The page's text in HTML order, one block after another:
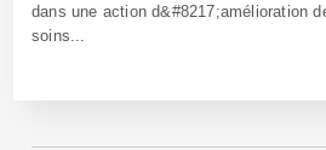
dans une action d&#8217;amélioration
soins...